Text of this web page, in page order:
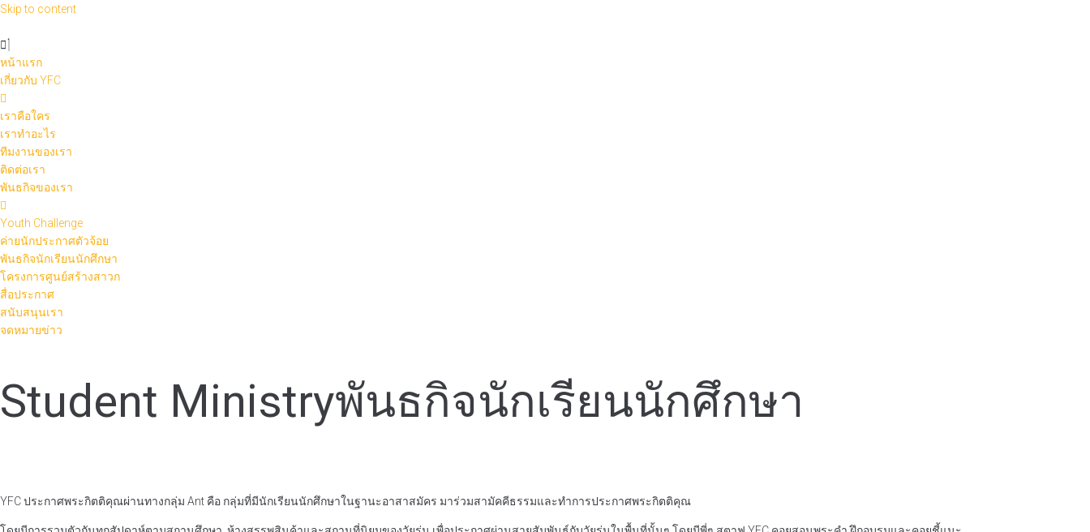
Skip to content
หน้าแรก
เกี่ยวกับ YFC
เราคือใคร
เราทำอะไร
ทีมงานของเรา
ติดต่อเรา
พันธกิจของเรา
Youth Challenge
ค่ายนักประกาศตัวจ้อย
พันธกิจนักเรียนนักศึกษา
โครงการศูนย์สร้างสาวก
สื่อประกาศ
สนับสนุนเรา
จดหมายข่าว
Student Ministryพันธกิจนักเรียนนักศึกษา
YFC ประกาศพระกิตติคุณผ่านทางกลุ่ม Ant คือ กลุ่มที่มีนักเรียนนักศึกษาในฐานะอาสาสมัคร มาร่วมสามัคคีธรรมและทำการประกาศพระกิตติคุณ